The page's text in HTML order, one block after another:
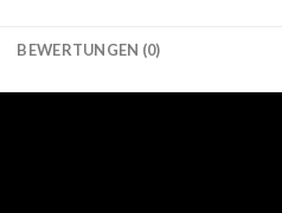
BEWERTUNGEN (0)